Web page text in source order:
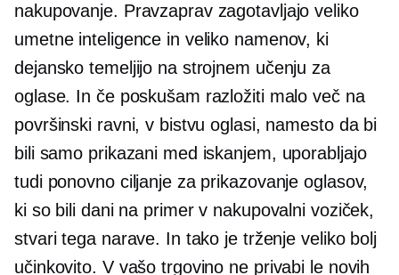
nakupovanje. Pravzaprav zagotavljajo veliko
umetne inteligence in veliko namenov, ki
dejansko temeljijo na strojnem učenju za
oglase. In če poskušam razložiti malo več na
površinski ravni, v bistvu oglasi, namesto da bi
bili samo prikazani med iskanjem, uporabljajo
tudi ponovno ciljanje za prikazovanje oglasov,
ki so bili dani na primer v nakupovalni voziček,
stvari tega narave. In tako je trženje veliko bolj
učinkovito. V vašo trgovino ne privabi le novih